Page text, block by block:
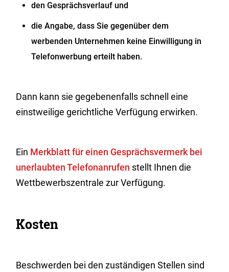
den Gesprächsverlauf und
die Angabe, dass Sie gegenüber dem
werbenden Unternehmen keine Einwilligung in
Telefonwerbung erteilt haben.
Dann kann sie gegebenenfalls schnell eine
einstweilige gerichtliche Verfügung erwirken.
Ein Merkblatt für einen Gesprächsvermerk bei
unerlaubten Telefonanrufen stellt Ihnen die
Wettbewerbszentrale zur Verfügung.
Kosten
Beschwerden bei den zuständigen Stellen sind